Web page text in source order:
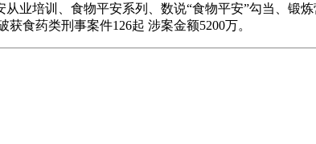
业培训、食物平安系列、数说“食物平安”勾当、锻
食药类刑事案件126起 涉案金额5200万。